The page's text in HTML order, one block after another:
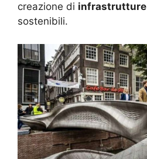
creazione di infrastrutture
sostenibili.